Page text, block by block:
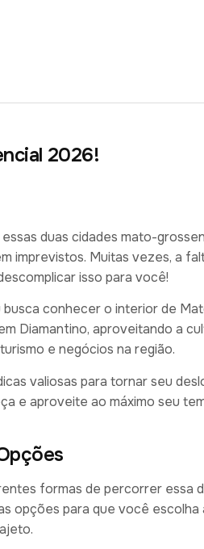
2026!
duas cidades mato-
imprevistos. Muitas vezes, a
isso para você!
conhecer o interior de
Diamantino, aproveitando a
e negócios na região.
valiosas para tornar seu
e aproveite ao máximo seu
formas de percorrer essa
opções para que você escolha